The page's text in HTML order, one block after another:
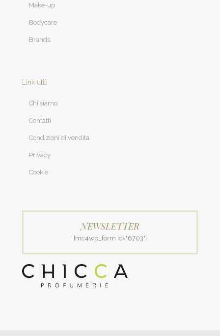
Make-up
Bodycare
Brands
Link utili
Chi siamo
Contatti
Condizioni di vendita
Privacy
Cookie
NEWSLETTER
[mc4wp_form id="6703"]